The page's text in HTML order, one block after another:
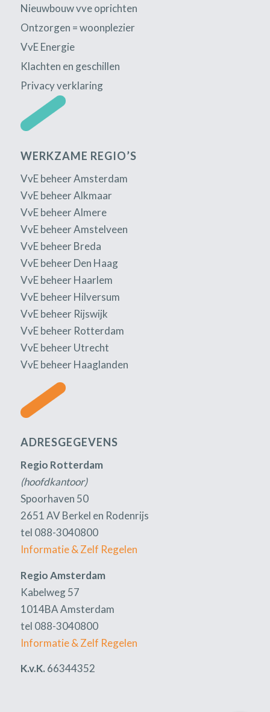
Nieuwbouw vve oprichten
Ontzorgen = woonplezier
VvE Energie
Klachten en geschillen
Privacy verklaring
WERKZAME REGIO’S
VvE beheer Amsterdam
VvE beheer Alkmaar
VvE beheer Almere
VvE beheer Amstelveen
VvE beheer Breda
VvE beheer Den Haag
VvE beheer Haarlem
VvE beheer Hilversum
VvE beheer Rijswijk
VvE beheer Rotterdam
VvE beheer Utrecht
VvE beheer Haaglanden
ADRESGEGEVENS
Regio Rotterdam
(hoofdkantoor)
Spoorhaven 50
2651 AV Berkel en Rodenrijs
tel 088-3040800
Informatie & Zelf Regelen
Regio Amsterdam
Kabelweg 57
1014BA Amsterdam
tel 088-3040800
Informatie & Zelf Regelen
K.v.K. 66344352